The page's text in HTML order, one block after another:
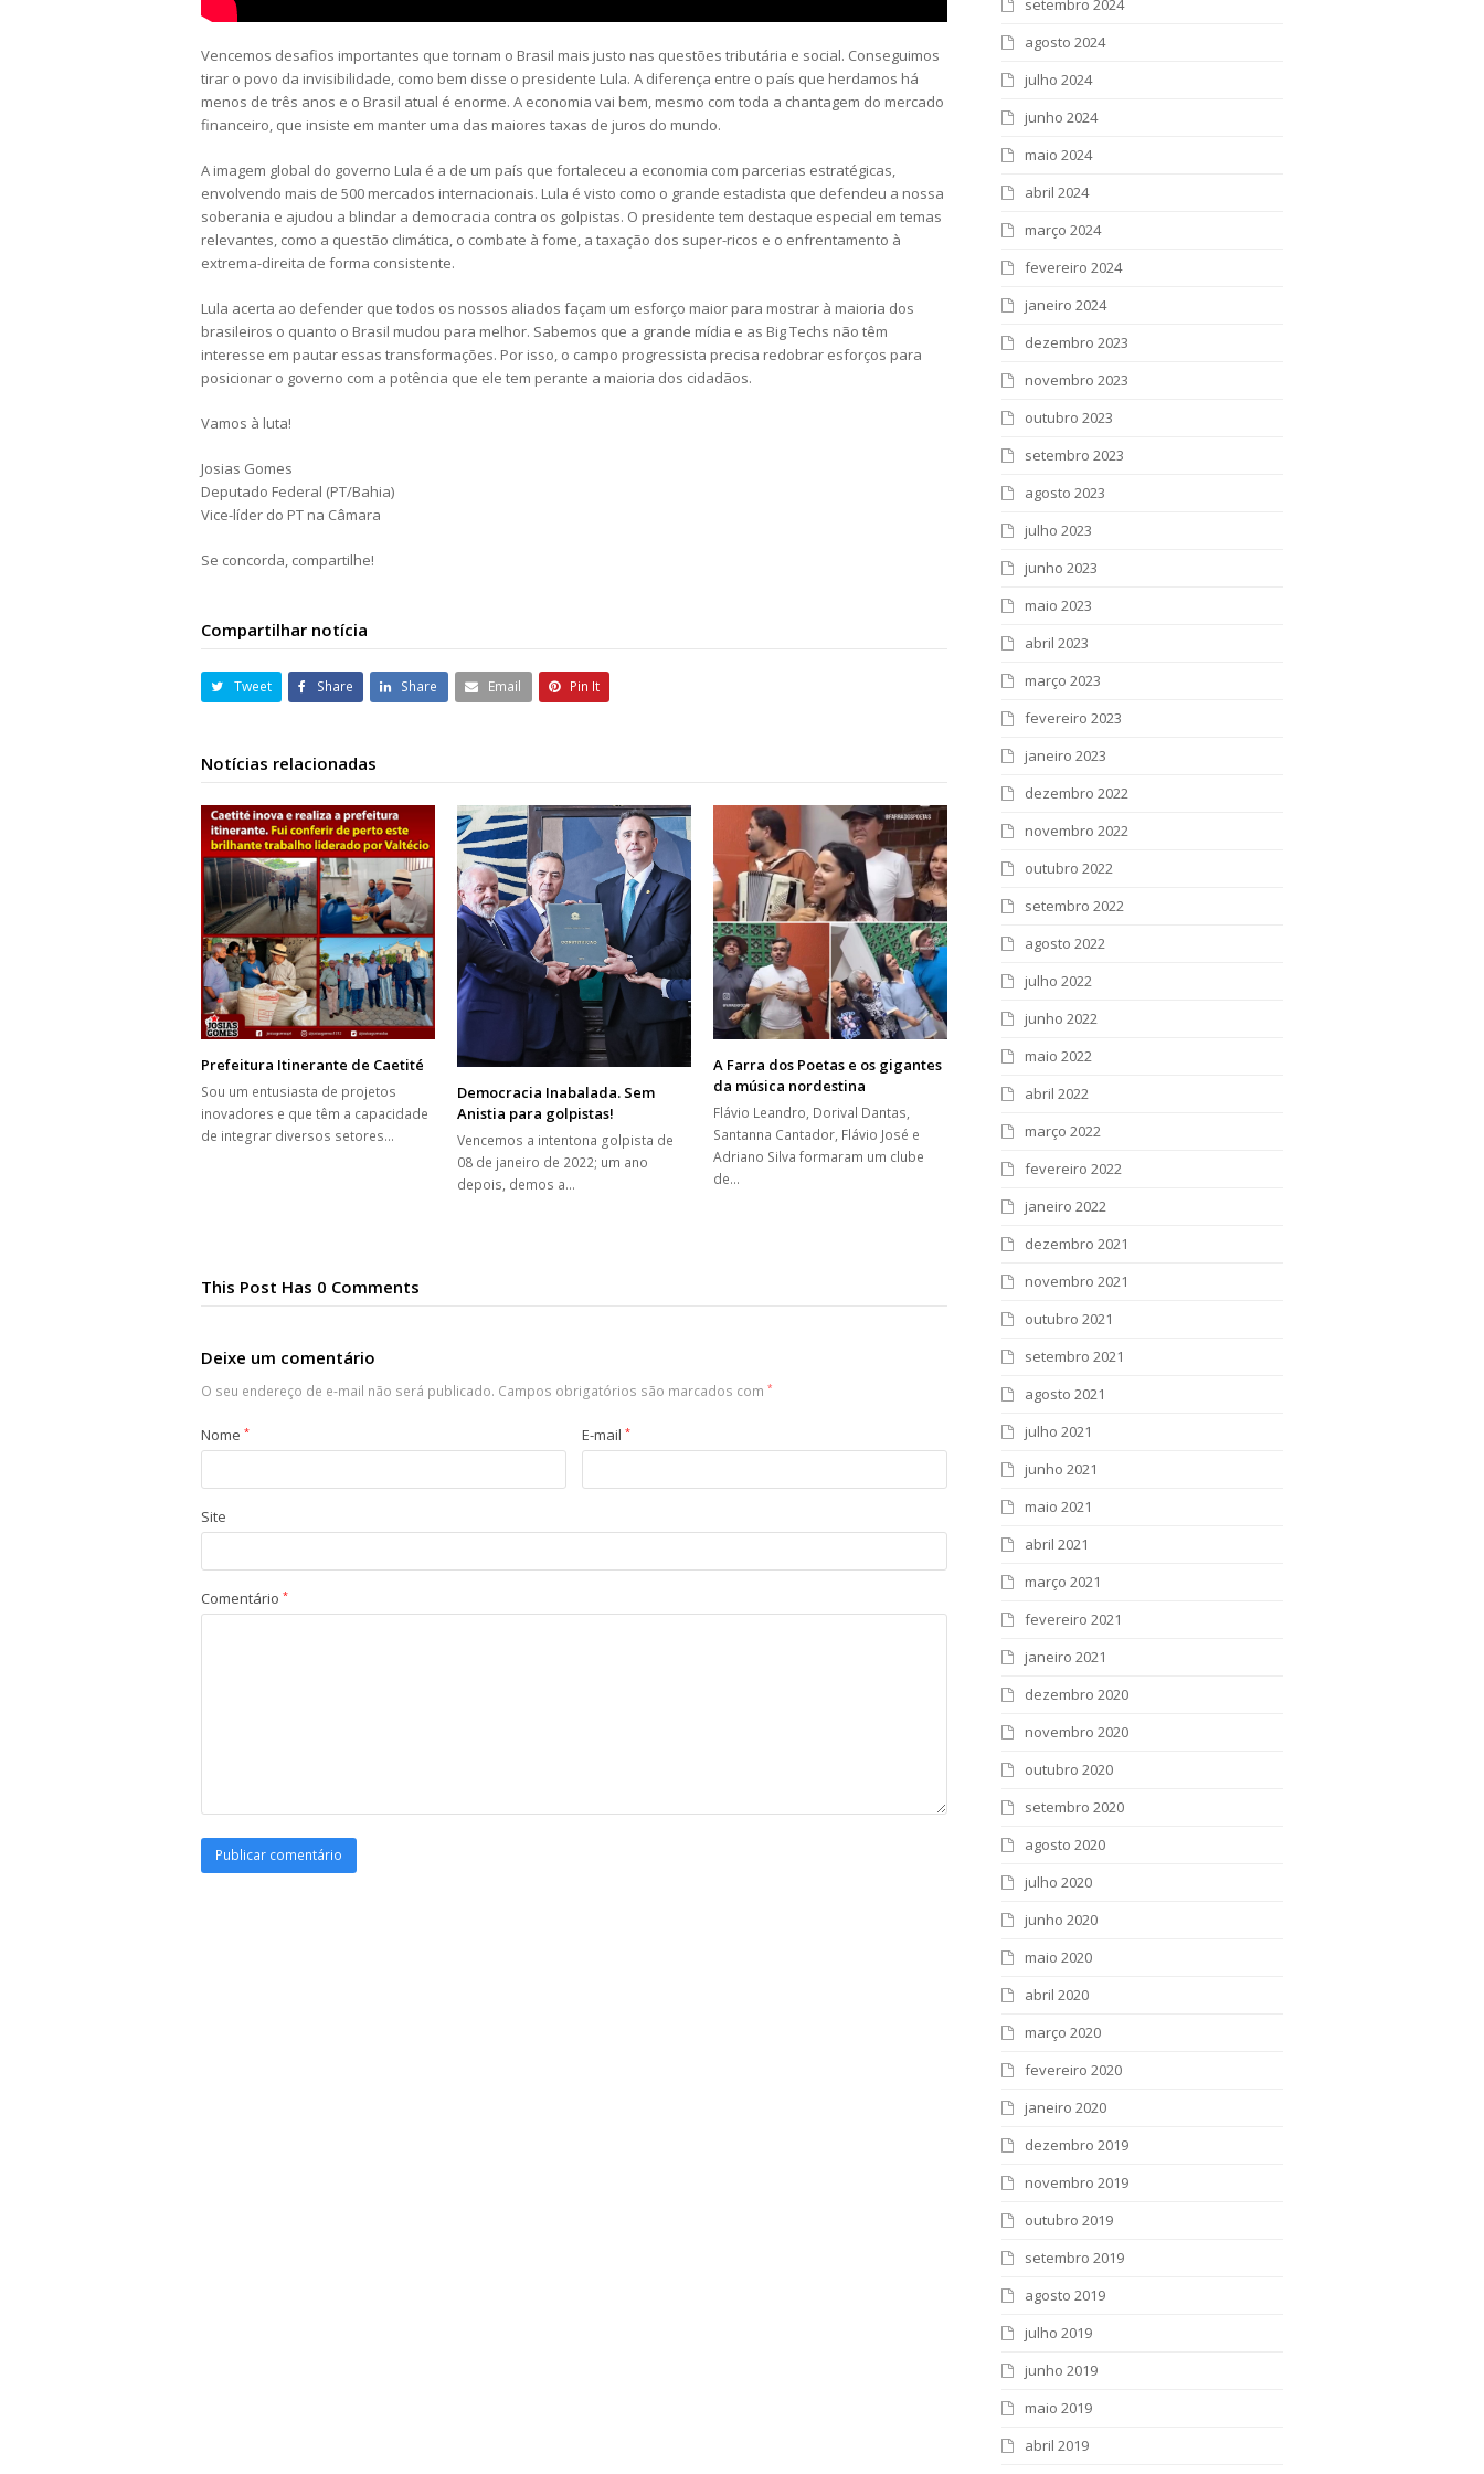
Vencemos desafios importantes que tornam o Brasil mais justo nas questões tributária e social. Conseguimos
tirar o povo da invisibilidade, como bem disse o presidente Lula. A diferença entre o país que herdamos há
menos de três anos e o Brasil atual é enorme. A economia vai bem, mesmo com toda a chantagem do mercado
financeiro, que insiste em manter uma das maiores taxas de juros do mundo.
A imagem global do governo Lula é a de um país que fortaleceu a economia com parcerias estratégicas,
envolvendo mais de 500 mercados internacionais. Lula é visto como o grande estadista que defendeu a nossa
soberania e ajudou a blindar a democracia contra os golpistas. O presidente tem destaque especial em temas
relevantes, como a questão climática, o combate à fome, a taxação dos super-ricos e o enfrentamento à
extrema-direita de forma consistente.
Lula acerta ao defender que todos os nossos aliados façam um esforço maior para mostrar à maioria dos
brasileiros o quanto o Brasil mudou para melhor. Sabemos que a grande mídia e as Big Techs não têm
interesse em pautar essas transformações. Por isso, o campo progressista precisa redobrar esforços para
posicionar o governo com a potência que ele tem perante a maioria dos cidadãos.
Vamos à luta!
Josias Gomes
Deputado Federal (PT/Bahia)
Vice-líder do PT na Câmara
Se concorda, compartilhe!
Compartilhar notícia
Tweet Share Share Email Pin It
Notícias relacionadas
Prefeitura Itinerante de Caetité
Sou um entusiasta de projetos
inovadores e que têm a capacidade
de integrar diversos setores…
Democracia Inabalada. Sem
Anistia para golpistas!
Vencemos a intentona golpista de
08 de janeiro de 2022; um ano
depois, demos a…
A Farra dos Poetas e os gigantes
da música nordestina
Flávio Leandro, Dorival Dantas,
Santanna Cantador, Flávio José e
Adriano Silva formaram um clube
de…
This Post Has 0 Comments
Deixe um comentário
O seu endereço de e-mail não será publicado. Campos obrigatórios são marcados com *
Nome * E-mail *
Site
Comentário *
setembro 2024
agosto 2024
julho 2024
junho 2024
maio 2024
abril 2024
março 2024
fevereiro 2024
janeiro 2024
dezembro 2023
novembro 2023
outubro 2023
setembro 2023
agosto 2023
julho 2023
junho 2023
maio 2023
abril 2023
março 2023
fevereiro 2023
janeiro 2023
dezembro 2022
novembro 2022
outubro 2022
setembro 2022
agosto 2022
julho 2022
junho 2022
maio 2022
abril 2022
março 2022
fevereiro 2022
janeiro 2022
dezembro 2021
novembro 2021
outubro 2021
setembro 2021
agosto 2021
julho 2021
junho 2021
maio 2021
abril 2021
março 2021
fevereiro 2021
janeiro 2021
dezembro 2020
novembro 2020
outubro 2020
setembro 2020
agosto 2020
julho 2020
junho 2020
maio 2020
abril 2020
março 2020
fevereiro 2020
janeiro 2020
dezembro 2019
novembro 2019
outubro 2019
setembro 2019
agosto 2019
julho 2019
junho 2019
maio 2019
abril 2019